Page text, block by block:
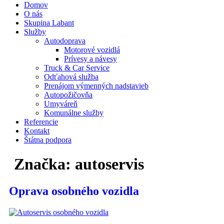
Domov
O nás
Skupina Labant
Služby
Autodoprava
Motorové vozidlá
Prívesy a návesy
Truck & Car Service
Odťahová služba
Prenájom výmenných nadstavieb
Autopožičovňa
Umyváreň
Komunálne služby
Referencie
Kontakt
Štátna podpora
Značka: autoservis
Oprava osobného vozidla